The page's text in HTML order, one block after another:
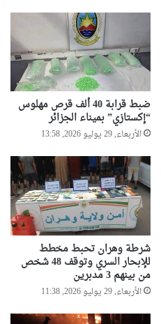
ضبط قرابة 40 ألف قرص مهلوس
“إكستازي” بميناء الجزائر
الأربعاء, 29 يوليو 2026, 13:58
شرطة وهران تحبط مخطط
للإبحار السري وتوقف 48 شخص
من بينهم 3 مدبرين
الأربعاء, 29 يوليو 2026, 11:38